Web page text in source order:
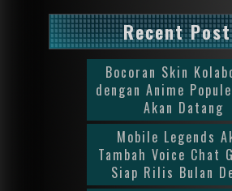
Recent
Bocoran Skin
dengan Anime
Akan Datang
Mobile Legends
Tambah Voice Chat
Siap Rilis Bulan